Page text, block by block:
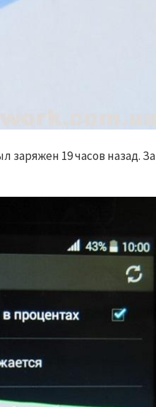
19 часов назад. За